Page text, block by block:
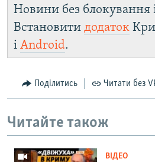
Новини без блокування
Встановити додаток
і Android.
Поділитись Читати без
Читайте також
ВІДЕО